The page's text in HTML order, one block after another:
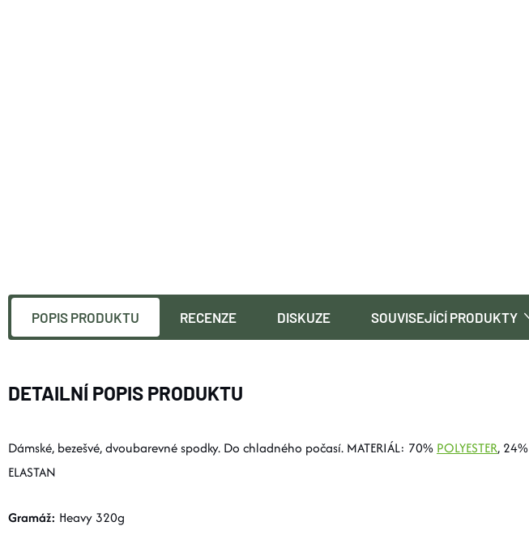
POPIS PRODUKTU RECENZE DISKUZE SOUVISEJÍCÍ PRODUKTY
DETAILNÍ POPIS PRODUKTU
Dámské, bezešvé, dvoubarevné spodky. Do chladného počasí. MATERIÁL: 70% POLYESTER, 24%
ELASTAN
Gramáž: Heavy 320g